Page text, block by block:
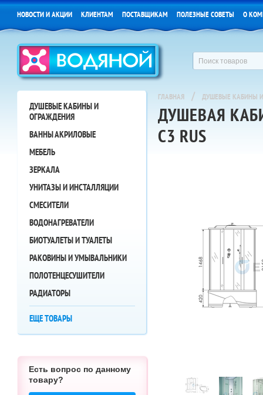
НОВОСТИ И АКЦИИ КЛИЕНТАМ ПОСТАВЩИКАМ ПОЛЕЗНЫЕ СОВЕТЫ О
ДУШЕВЫЕ КАБИНЫ И
ОГРАЖДЕНИЯ
ВАННЫ АКРИЛОВЫЕ
МЕБЕЛЬ
ЗЕРКАЛА
УНИТАЗЫ И ИНСТАЛЛЯЦИИ
СМЕСИТЕЛИ
ВОДОНАГРЕВАТЕЛИ
БИОТУАЛЕТЫ И ТУАЛЕТЫ
РАКОВИНЫ И УМЫВАЛЬНИКИ
ПОЛОТЕНЦЕСУШИТЕЛИ
РАДИАТОРЫ
ЕЩЕ ТОВАРЫ
Есть вопрос по данному
товару?
ГЛАВНАЯ / ДУШЕВЫЕ КАБИНЫ
ДУШЕВАЯ
С3 RUS